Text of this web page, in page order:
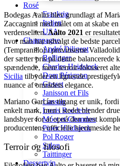
Rosé
Frankrig
Italien
USA
Champagne
André Diligent
Bollinger
Charles Heidsieck
Dom Pérignon
Gosset
Janisson et Fils
Lanson
Louis Roederer
Móet et Chandon
Piper Heidsieck
Pol Roger
Salon
Taittinger
Dessertvin
Bodegas Aalto blev grundlagt af
Zaccagnini med målet om at skabe
verdenseliten.Aalto 2021 er
hvor man har udvalgt de bedste
(Tempranillo) i provinserne
der sætter pris på denne balancerede
spændende, mere terroir-fokuseret
Sicilia tilbyder en lignende
nuance af områdets elegance.
Mariano Garcías tilgang er unik,
enkelt mark, men i stedet blender
landsbyer for at opnå den mest
producentens officielle hjemmeside
Terroir og filosofi